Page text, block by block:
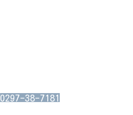
0297-38-7181